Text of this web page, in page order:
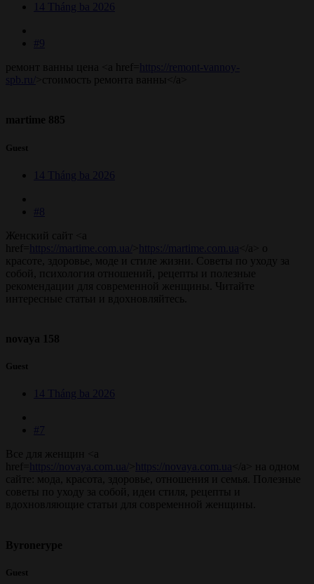
14 Tháng ba 2026
#9
ремонт ванны цена <a href=
https://remont-vannoy-
spb.ru/
>стоимость ремонта ванны</a>
martime 885
Guest
14 Tháng ba 2026
#8
Женский сайт <a
href=
https://martime.com.ua/ https://martime.com.ua </a> о
красоте, здоровье, моде и стиле жизни. Советы по уходу за
собой, психология отношений, рецепты и полезные
рекомендации для современной женщины. Читайте
интересные статьи и вдохновляйтесь.
novaya 158
Guest
14 Tháng ba 2026
#7
Все для женщин <a
href=
https://novaya.com.ua/ https://novaya.com.ua </a> на одном
сайте: мода, красота, здоровье, отношения и семья. Полезные
советы по уходу за собой, идеи стиля, рецепты и
вдохновляющие статьи для современной женщины.
Byronerype
Guest